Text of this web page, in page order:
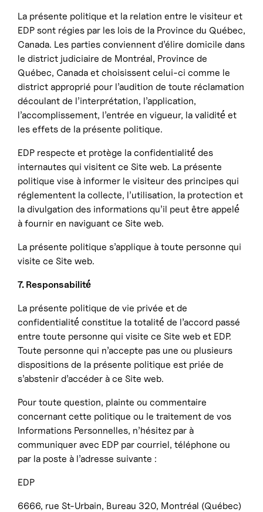
La présente politique et la relation entre le visiteur et
EDP sont régies par les lois de la Province du Québec,
Canada. Les parties conviennent d’élire domicile dans
le district judiciaire de Montréal, Province de
Québec, Canada et choisissent celui-ci comme le
district approprié pour l’audition de toute réclamation
découlant de l’interprétation, l’application,
l’accomplissement, l’entrée en vigueur, la validité́ et
les effets de la présente politique.
EDP respecte et protège la confidentialité́ des
internautes qui visitent ce Site web. La présente
politique vise à informer le visiteur des principes qui
réglementent la collecte, l’utilisation, la protection et
la divulgation des informations qu’il peut être appelé́
à fournir en naviguant ce Site web.
La présente politique s’applique à toute personne qui
visite ce Site web.
7. Responsabilité́
La présente politique de vie privée et de
confidentialité́ constitue la totalité́ de l’accord passé
entre toute personne qui visite ce Site web et EDP.
Toute personne qui n’accepte pas une ou plusieurs
dispositions de la présente politique est priée de
s’abstenir d’accéder à ce Site web.
Pour toute question, plainte ou commentaire
concernant cette politique ou le traitement de vos
Informations Personnelles, n’hésitez par à
communiquer avec EDP par courriel, téléphone ou
par la poste à l’adresse suivante :
EDP
6666, rue St-Urbain, Bureau 320, Montréal (Québec)